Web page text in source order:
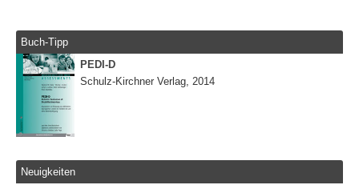
Buch-Tipp
PEDI-D
Schulz-Kirchner Verlag, 2014
Neuigkeiten